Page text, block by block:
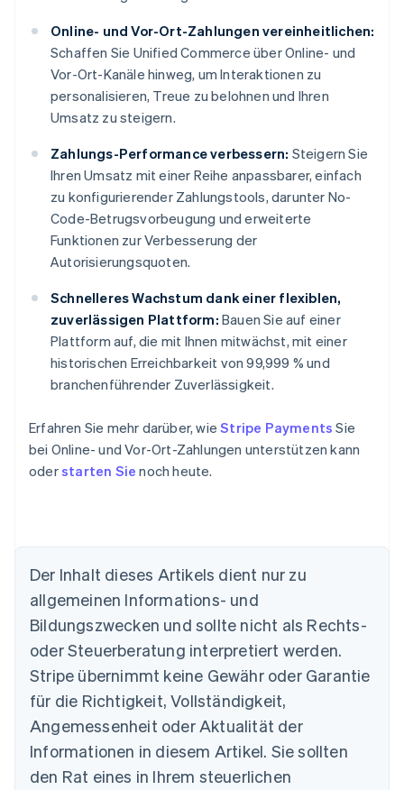
Online- und Vor-Ort-Zahlungen vereinheitlichen:
Schaffen Sie Unified Commerce über Online- und
Vor-Ort-Kanäle hinweg, um Interaktionen zu
personalisieren, Treue zu belohnen und Ihren
Umsatz zu steigern.
Zahlungs-Performance verbessern: Steigern Sie
Ihren Umsatz mit einer Reihe anpassbarer, einfach
zu konfigurierender Zahlungstools, darunter No-
Code-Betrugsvorbeugung und erweiterte
Funktionen zur Verbesserung der
Autorisierungsquoten.
Schnelleres Wachstum dank einer flexiblen,
zuverlässigen Plattform: Bauen Sie auf einer
Plattform auf, die mit Ihnen mitwächst, mit einer
historischen Erreichbarkeit von 99,999 % und
branchenführender Zuverlässigkeit.
Erfahren Sie mehr darüber, wieStripe Payments Sie
bei Online- und Vor-Ort-Zahlungen unterstützen kann
oderstarten Sie noch heute.
Der Inhalt dieses Artikels dient nur zu
allgemeinen Informations- und
Bildungszwecken und sollte nicht als Rechts-
oder Steuerberatung interpretiert werden.
Stripe übernimmt keine Gewähr oder Garantie
für die Richtigkeit, Vollständigkeit,
Angemessenheit oder Aktualität der
Informationen in diesem Artikel. Sie sollten
den Rat eines in Ihrem steuerlichen
Australien
English
Nederlands FrançaisDeutschEnglish
Brasilien
English
Bulgarien
English
Dänemark